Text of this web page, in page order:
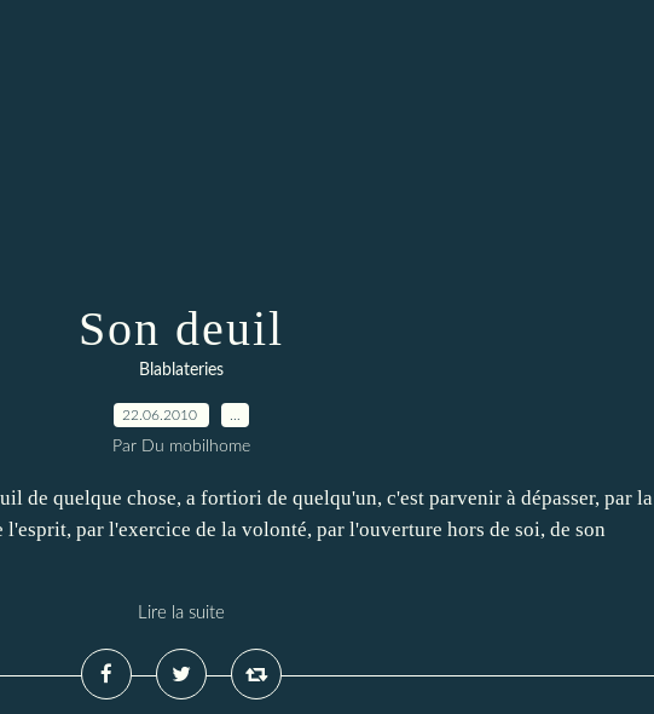
Son deuil
Blablateries
22.06.2010
Par Du mobilhome
de quelque chose, a fortiori de quelqu'un, c'est parvenir à dépasser, par la
l'esprit, par l'exercice de la volonté, par l'ouverture hors de soi, de son
Lire la suite